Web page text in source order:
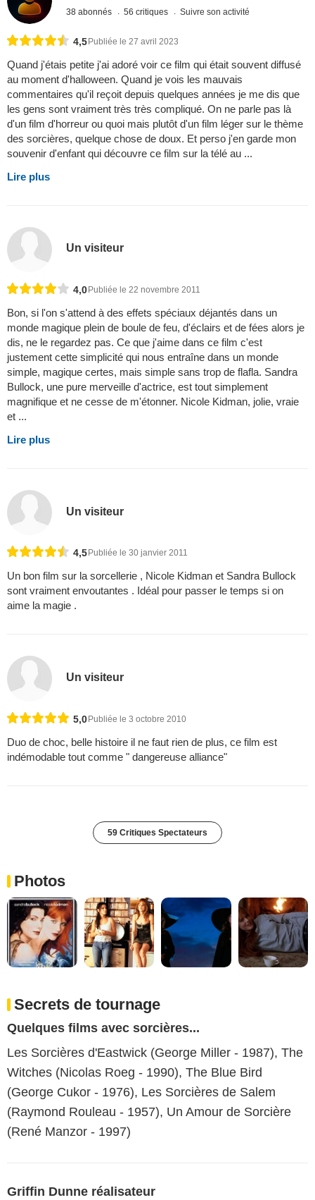
38 abonnés 56 critiques Suivre son activité
4,5Publiée le 27 avril 2023
Quand j'étais petite j'ai adoré voir ce film qui était souvent diffusé
au moment d'halloween. Quand je vois les mauvais
commentaires qu'il reçoit depuis quelques années je me dis que
les gens sont vraiment très très compliqué. On ne parle pas là
d'un film d'horreur ou quoi mais plutôt d'un film léger sur le thème
des sorcières, quelque chose de doux. Et perso j'en garde mon
souvenir d'enfant qui découvre ce film sur la télé au ...
Lire plus
Un visiteur
4,0 Publiée le 22 novembre 2011
Bon, si l'on s'attend à des effets spéciaux déjantés dans un
monde magique plein de boule de feu, d'éclairs et de fées alors je
dis, ne le regardez pas. Ce que j'aime dans ce film c'est
justement cette simplicité qui nous entraîne dans un monde
simple, magique certes, mais simple sans trop de flafla. Sandra
Bullock, une pure merveille d'actrice, est tout simplement
magnifique et ne cesse de m'étonner. Nicole Kidman, jolie, vraie
et ...
Lire plus
Un visiteur
4,5 Publiée le 30 janvier 2011
Un bon film sur la sorcellerie , Nicole Kidman et Sandra Bullock
sont vraiment envoutantes . Idéal pour passer le temps si on
aime la magie .
Un visiteur
5,0Publiée le 3 octobre 2010
Duo de choc, belle histoire il ne faut rien de plus, ce film est
indémodable tout comme " dangereuse alliance"
59 Critiques Spectateurs
Photos
Secrets de tournage
Quelques films avec sorcières...
Les Sorcières d'Eastwick (George Miller - 1987), The
Witches (Nicolas Roeg - 1990), The Blue Bird
(George Cukor - 1976), Les Sorcières de Salem
(Raymond Rouleau - 1957), Un Amour de Sorcière
(René Manzor - 1997)
Griffin Dunne réalisateur